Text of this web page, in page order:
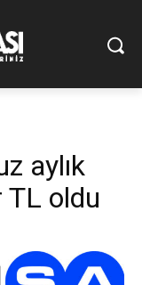
aylık
TL oldu